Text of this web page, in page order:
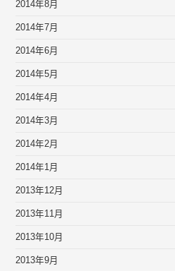
2014年8月
2014年7月
2014年6月
2014年5月
2014年4月
2014年3月
2014年2月
2014年1月
2013年12月
2013年11月
2013年10月
2013年9月